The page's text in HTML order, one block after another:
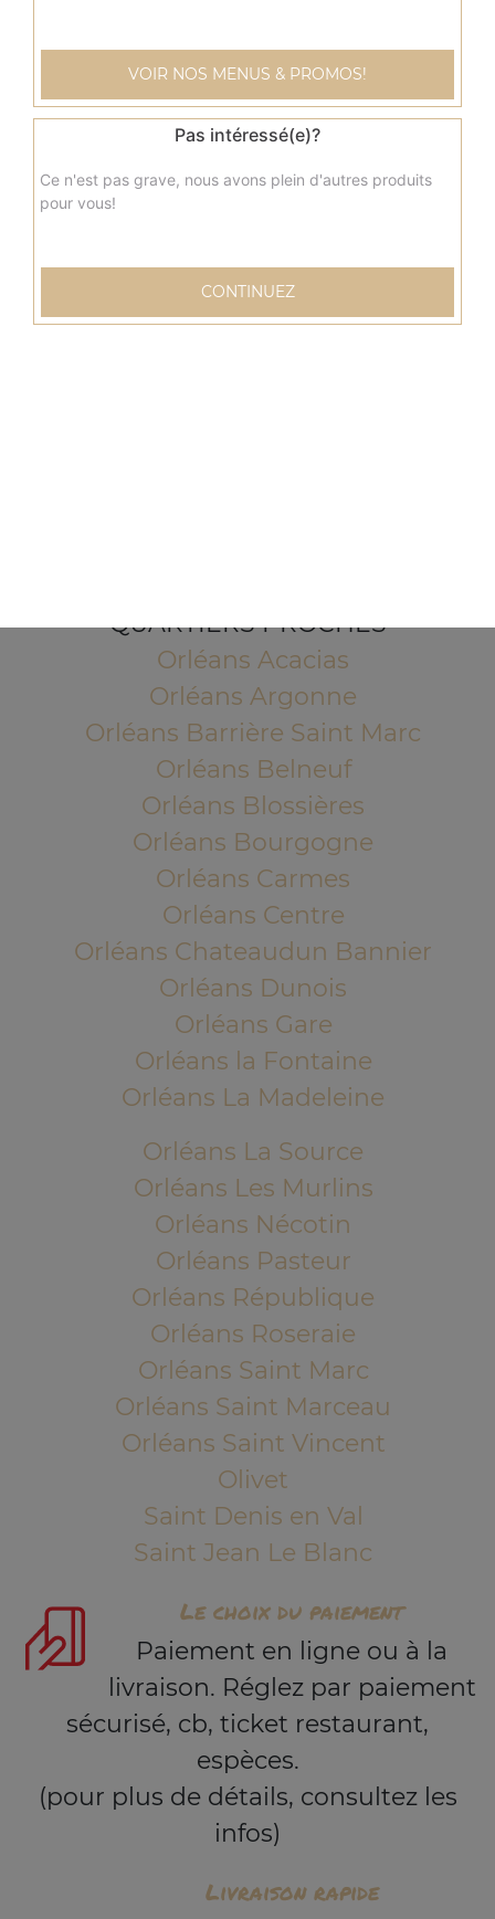
QUARTIERS PROCHES
Orléans Acacias
Orléans Argonne
Orléans Barrière Saint Marc
Orléans Belneuf
Orléans Blossières
Orléans Bourgogne
Orléans Carmes
Orléans Centre
Orléans Chateaudun Bannier
Orléans Dunois
Orléans Gare
Orléans la Fontaine
Orléans La Madeleine
Orléans La Source
Orléans Les Murlins
Orléans Nécotin
Orléans Pasteur
Orléans République
Orléans Roseraie
Orléans Saint Marc
Orléans Saint Marceau
Orléans Saint Vincent
Olivet
Saint Denis en Val
Saint Jean Le Blanc
Le choix du paiement
Paiement en ligne ou à la
livraison. Réglez par paiement
sécurisé, cb, ticket restaurant,
espèces.
(pour plus de détails, consultez les
infos)
Livraison rapide
VOIR NOS MENUS & PROMOS!
Pas intéressé(e)?
Ce n'est pas grave, nous avons plein d'autres produits
pour vous!
CONTINUEZ